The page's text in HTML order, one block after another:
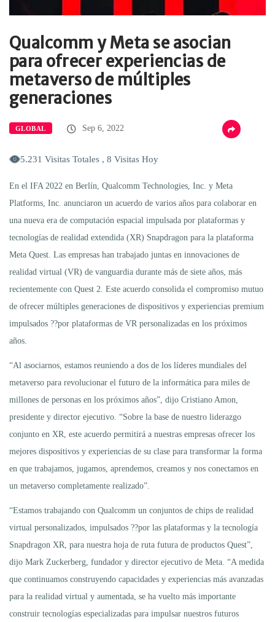
Qualcomm y Meta se asocian
para ofrecer experiencias de
metaverso de múltiples
generaciones
GLOBAL Sep 6, 2022
5.231 Visitas Totales , 8 Visitas Hoy
En el IFA 2022 en Berlín, Qualcomm Technologies, Inc. y Meta
Platforms, Inc. anunciaron un acuerdo de varios años para colaborar en
una nueva era de computación espacial impulsada por plataformas y
tecnologías de realidad extendida (XR) Snapdragon para la plataforma
Meta Quest. Las empresas han trabajado juntas en innovaciones de
realidad virtual (VR) de vanguardia durante más de siete años, más
recientemente con Quest 2. Este acuerdo consolida el compromiso mutuo
de ofrecer múltiples generaciones de dispositivos y experiencias premium
impulsados ??por plataformas de VR personalizadas en los próximos
años.
“Al asociarnos, estamos reuniendo a dos de los líderes mundiales del
metaverso para revolucionar el futuro de la informática para miles de
millones de personas en los próximos años”, dijo Cristiano Amon,
presidente y director ejecutivo. “Sobre la base de nuestro liderazgo
conjunto en XR, este acuerdo permitirá a nuestras empresas ofrecer los
mejores dispositivos y experiencias de su clase para transformar la forma
en que trabajamos, jugamos, aprendemos, creamos y nos conectamos en
un metaverso completamente realizado”.
“Estamos trabajando con Qualcomm un conjuntos de chips de realidad
virtual personalizados, impulsados ??por las plataformas y la tecnología
Snapdragon XR, para nuestra hoja de ruta futura de productos Quest”,
dijo Mark Zuckerberg, fundador y director ejecutivo de Meta. “A medida
que continuamos construyendo capacidades y experiencias más avanzadas
para la realidad virtual y aumentada, se ha vuelto más importante
construir tecnologías especializadas para impulsar nuestros futuros